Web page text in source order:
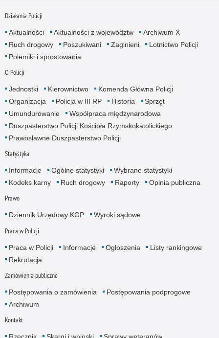
Działania Policji
Aktualności Aktualności z województw
Archiwum X
Ruch drogowy
Poszukiwani Zaginieni
Lotnictwo Policji
Polemiki i sprostowania
O Policji
Jednostki Kierownictwo
Komenda Główna Policji
Organizacja
Policja w III RP Historia
Sprzęt
Umundurowanie
Współpraca międzynarodowa
Duszpasterstwo Policji Kościoła Rzymskokatolickiego
Prawosławne Duszpasterstwo Policji
Statystyka
Informacje Ogólne statystyki
Wybrane statystyki
Kodeks karny
Ruch drogowy Raporty Opinia publiczna
Prawo
Dziennik Urzędowy KGP Wyroki sądowe
Praca w Policji
Praca w Policji Informacje Ogłoszenia
Listy rankingowe
Rekrutacja
Zamówienia publiczne
Postępowania o zamówienia
Postępowania podprogowe
Archiwum
Kontakt